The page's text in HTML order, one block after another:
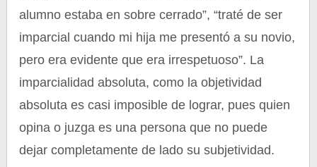
alumno estaba en sobre cerrado”, “traté de ser
imparcial cuando mi hija me presentó a su novio,
pero era evidente que era irrespetuoso”. La
imparcialidad absoluta, como la objetividad
absoluta es casi imposible de lograr, pues quien
opina o juzga es una persona que no puede
dejar completamente de lado su subjetividad.